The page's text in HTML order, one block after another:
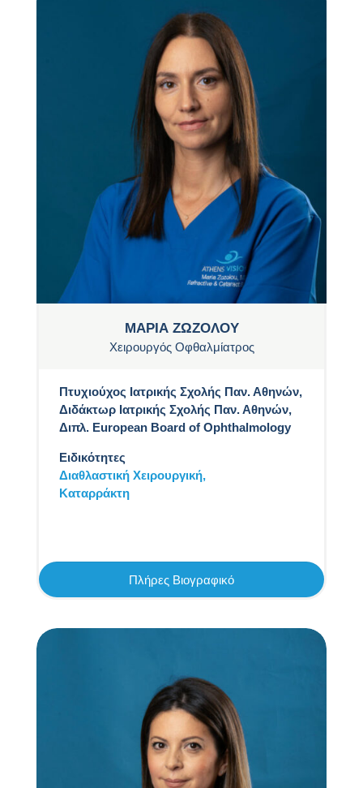
ΜΑΡΙΑ ΖΩΖΟΛΟΥ
Χειρουργός Οφθαλμίατρος
Πτυχιούχος Ιατρικής Σχολής Παν. Αθηνών,
Διδάκτωρ Ιατρικής Σχολής Παν. Αθηνών,
Διπλ. European Board of Ophthalmology
Ειδικότητες
Διαθλαστική Χειρουργική,
Καταρράκτη
Πλήρες Βιογραφικό